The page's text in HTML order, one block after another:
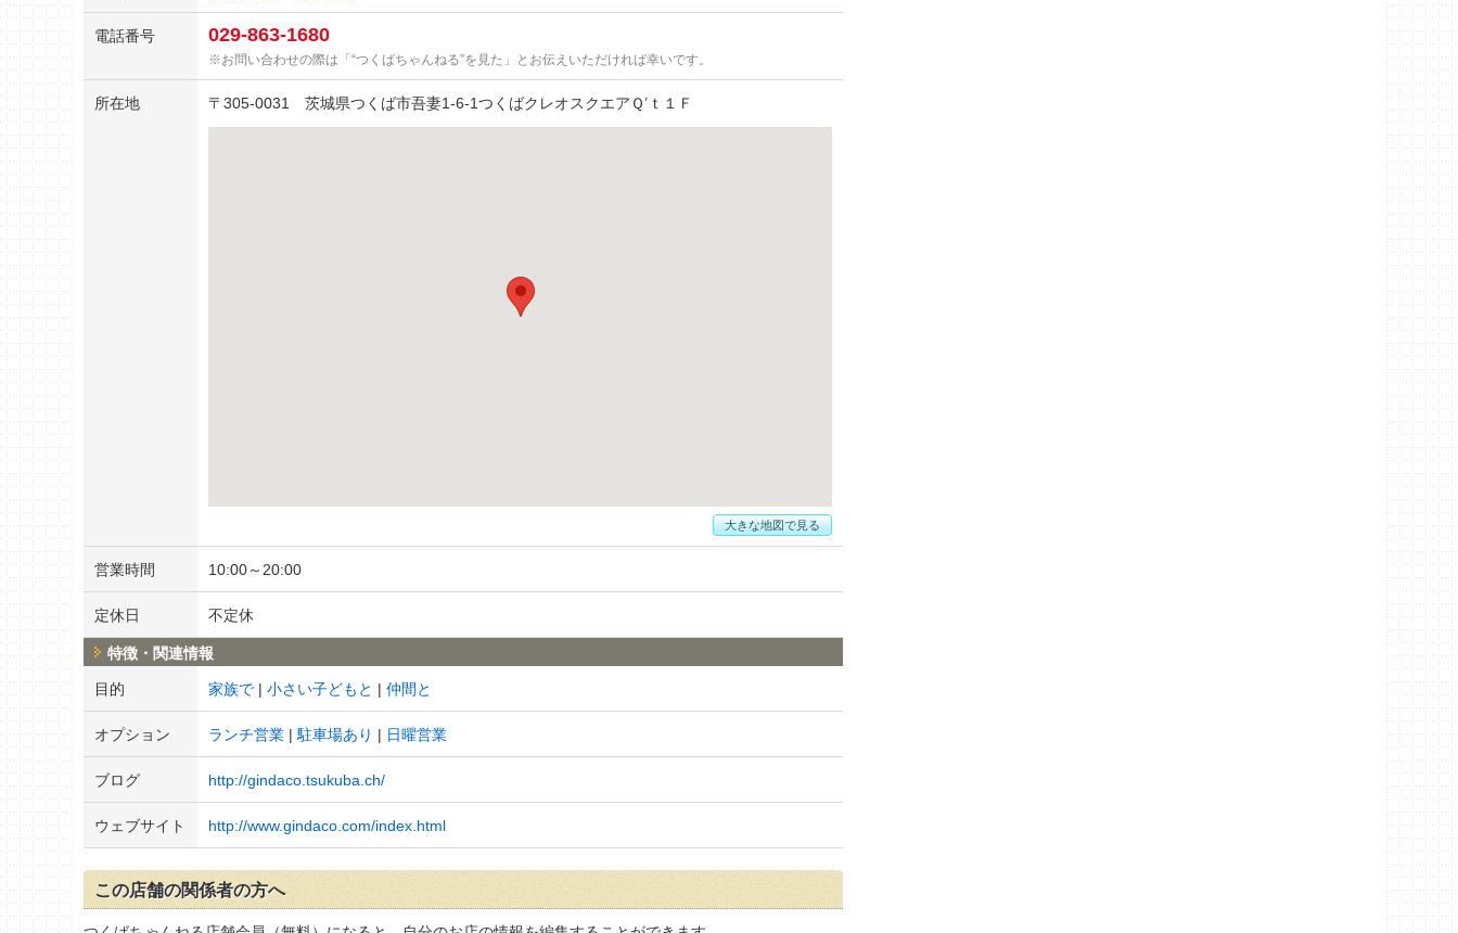
電話番号 029-863-1680
お問い合わせの際は「“つくばちゃんねる”を見た」とお伝えいただければ幸いです。
所在地 〒 305-0031 茨城県つくば市吾妻1-6-1つくばクレオスクエアＱ’ｔ１Ｆ
大きな地図で見る
営業時間 10:00～20:00
定休日 不定休
特徴・関連情報
目的 家族で 小さい子どもと 仲間と
オプション ランチ営業 駐車場あり 日曜営業
ブログ http://gindaco.tsukuba.ch/
ウェブサイト http://www.gindaco.com/index.html
この店舗の関係者の方へ